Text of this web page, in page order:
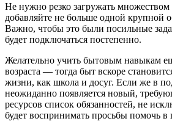
Не нужно резко загружать
добавляйте не больше одной крупной
Важно, чтобы это были посильные
будет подключаться постепенно.
Желательно учить бытовым навыкам
возраста — тогда быт вскоре
жизни, как школа и досуг. Если же в
неожиданно появляется новый,
ресурсов список обязанностей, не
будет воспринимать просьбы помочь